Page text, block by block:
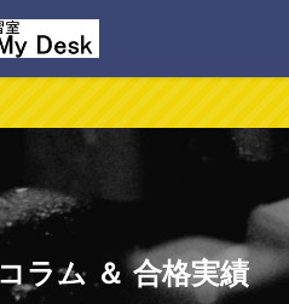
ラム ＆ 合格実績